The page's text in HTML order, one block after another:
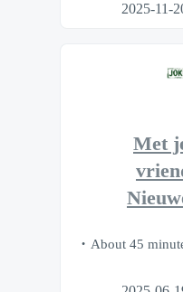
2025-11-
Met
About 45